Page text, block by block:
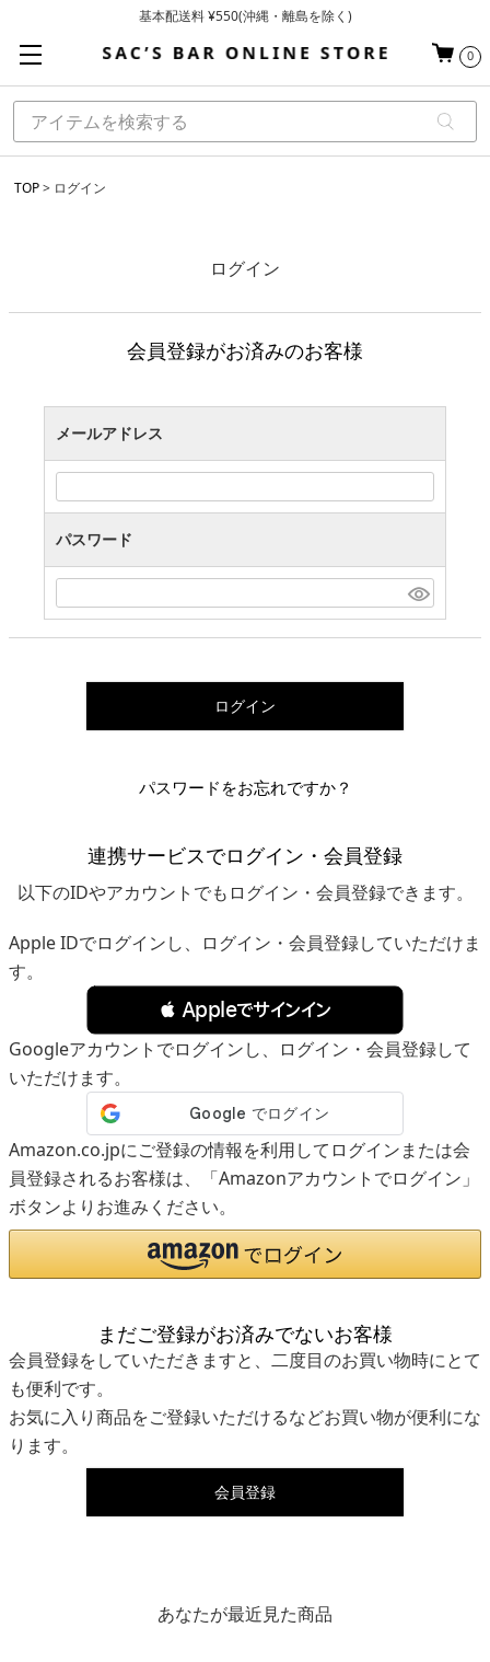
基本配送料 ¥550(沖縄・離島を除く)
お買い上げ合計¥3,980以上で送料無料
0
TOP ログイン
ログイン
会員登録がお済みのお客様
メールアドレス
パスワード
ログイン
パスワードをお忘れですか？
連携サービスでログイン・会員登録
以下のIDやアカウントでもログイン・会員登録できます。
Apple IDでログインし、ログイン・会員登録していただけま
す。
 Appleでサインイン
Googleアカウントでログインし、ログイン・会員登録して
いただけます。
Amazon.co.jpにご登録の情報を利用してログインまたは会
員登録されるお客様は、「Amazonアカウントでログイン」
ボタンよりお進みください。
まだご登録がお済みでないお客様
会員登録をしていただきますと、二度目のお買い物時にとて
も便利です。
お気に入り商品をご登録いただけるなどお買い物が便利にな
ります。
会員登録
あなたが最近見た商品